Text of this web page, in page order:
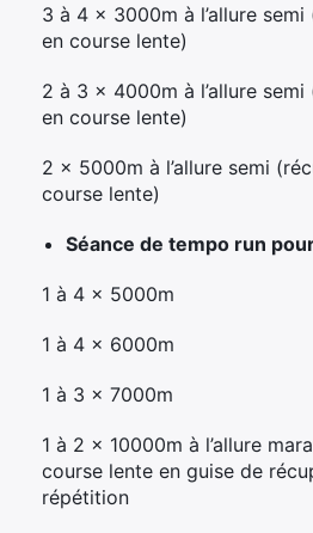
3 à 4 x 3000m à l’allure
en course lente)
2 à 3 x 4000m à l’allure
en course lente)
2 x 5000m à l’allure semi
course lente)
Séance de tempo run
1 à 4 x 5000m
1 à 4 x 6000m
1 à 3 x 7000m
1 à 2 x 10000m à l’allure
course lente en guise de
répétition